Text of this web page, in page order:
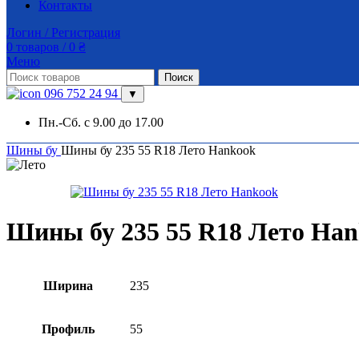
Контакты
Логин / Регистрация
0 товаров / 0 ₴
Меню
Поиск
096 752 24 94 ▼
Пн.-Сб. с 9.00 до 17.00
Шины бу Шины бу 235 55 R18 Лето Hankook
Шины бу 235 55 R18 Лето
Ширина 235
Профиль 55